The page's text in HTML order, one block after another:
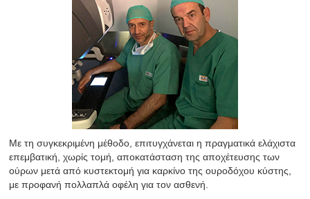
Με τη συγκεκριμένη μέθοδο, επιτυγχάνεται η πραγματικά ελάχιστα
επεμβατική, χωρίς τομή, αποκατάσταση της αποχέτευσης των
ούρων μετά από κυστεκτομή για καρκίνο της ουροδόχου κύστης,
με προφανή πολλαπλά οφέλη για τον ασθενή.